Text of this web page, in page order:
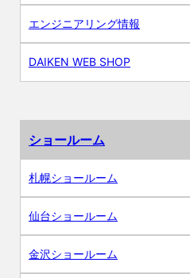
エンジニアリング情報
DAIKEN WEB SHOP
ショールーム
札幌ショールーム
仙台ショールーム
金沢ショールーム